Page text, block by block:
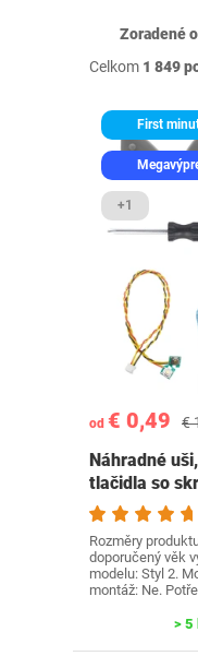
Zoradené
Celkom 1 849
First
+1
od € 0,49 €
Náhradné
tlačidla so
Rozměry
doporučený věk
modelu: Styl 2.
montáž: Ne.
> 5